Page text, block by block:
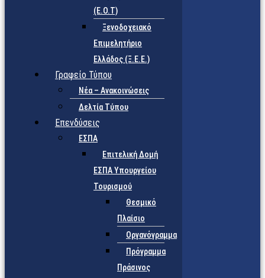
(Ε.Ο.Τ)
Ξενοδοχειακό
Επιμελητήριο
Ελλάδος (Ξ.Ε.Ε.)
Γραφείο Τύπου
Νέα – Ανακοινώσεις
Δελτία Τύπου
Επενδύσεις
ΕΣΠΑ
Επιτελική Δομή
ΕΣΠΑ Υπουργείου
Τουρισμού
Θεσμικό
Πλαίσιο
Οργανόγραμμα
Πρόγραμμα
Πράσινος